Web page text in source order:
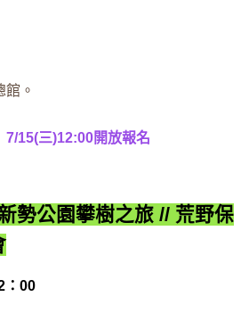
。
7/15(三)12:00開放報名
勢公園攀樹之旅 // 荒野保
：00